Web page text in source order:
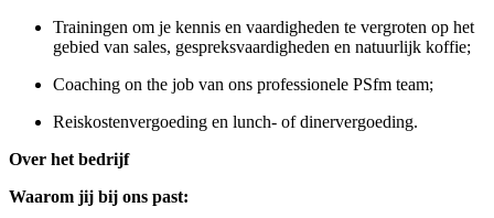
Trainingen om je kennis en vaardigheden te vergroten op het
gebied van sales, gespreksvaardigheden en natuurlijk koffie;
Coaching on the job van ons professionele PSfm team;
Reiskostenvergoeding en lunch- of dinervergoeding.
Over het bedrijf
Waarom jij bij ons past: